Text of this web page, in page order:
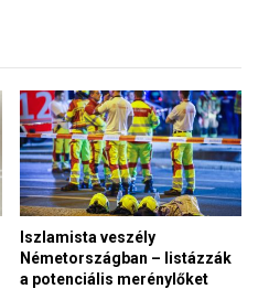
Iszlamista veszély
Németországban – listázzák
a potenciális merénylőket